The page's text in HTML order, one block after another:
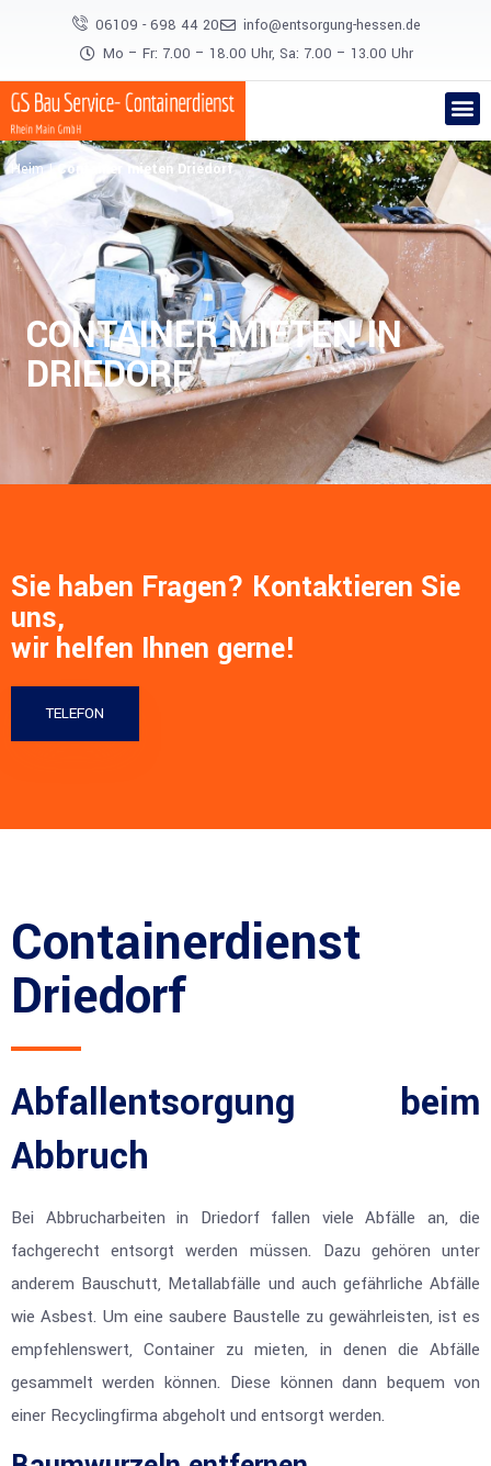
06109 - 698 44 20
info@entsorgung-hessen.de
Mo – Fr: 7.00 – 18.00 Uhr, Sa: 7.00 – 13.00 Uhr
Heim|Container mieten Driedorf
CONTAINER MIETEN IN
DRIEDORF
Sie haben Fragen? Kontaktieren Sie
uns,
wir helfen Ihnen gerne!
TELEFON
Containerdienst
Driedorf
Abfallentsorgung beim
Abbruch
Bei Abbrucharbeiten in Driedorf fallen viele Abfälle an, die
fachgerecht entsorgt werden müssen. Dazu gehören unter
anderem Bauschutt, Metallabfälle und auch gefährliche Abfälle
wie Asbest. Um eine saubere Baustelle zu gewährleisten, ist es
empfehlenswert, Container zu mieten, in denen die Abfälle
gesammelt werden können. Diese können dann bequem von
einer Recyclingfirma abgeholt und entsorgt werden.